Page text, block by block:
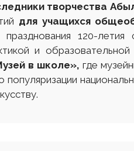
творчества
для учащихся
120-
и
в школе», где